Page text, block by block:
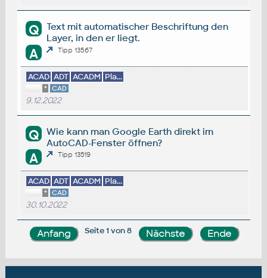
Q
Text mit automatischer Beschriftung den
Layer, in den er liegt.
A Tipp 13567
ACAD ADT ACADM Pla...
* CAD
9.12.2022
Q
Wie kann man Google Earth direkt im
AutoCAD-Fenster öffnen?
A Tipp 13519
ACAD ADT ACADM Pla...
* CAD
30.10.2022
Seite 1 von 8